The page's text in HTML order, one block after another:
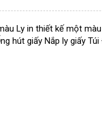
Ly in thiết kế một màu
hút giấy Nắp ly giấy Túi